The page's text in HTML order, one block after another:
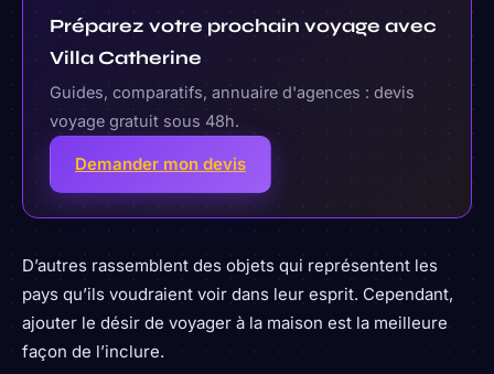
Préparez votre prochain voyage avec
Villa Catherine
Guides, comparatifs, annuaire d'agences : devis
voyage gratuit sous 48h.
Demander mon devis
D’autres rassemblent des objets qui représentent les
pays qu’ils voudraient voir dans leur esprit. Cependant,
ajouter le désir de voyager à la maison est la meilleure
façon de l’inclure.